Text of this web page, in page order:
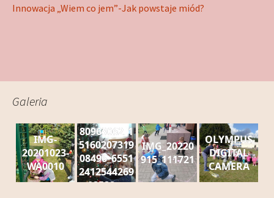
Innowacja „Wiem co jem”-Jak powstaje miód?
Galeria
IMG-
20201023-
WA0010
80963062_1
5160207319
08496_6551
2412544269
02528_n
IMG_20220
915_111721
OLYMPUS
DIGITAL
CAMERA